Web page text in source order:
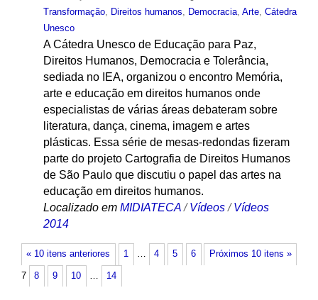
Transformação, Direitos humanos, Democracia, Arte, Cátedra
Unesco
A Cátedra Unesco de Educação para Paz,
Direitos Humanos, Democracia e Tolerância,
sediada no IEA, organizou o encontro Memória,
arte e educação em direitos humanos onde
especialistas de várias áreas debateram sobre
literatura, dança, cinema, imagem e artes
plásticas. Essa série de mesas-redondas fizeram
parte do projeto Cartografia de Direitos Humanos
de São Paulo que discutiu o papel das artes na
educação em direitos humanos.
Localizado em MIDIATECA /Vídeos /Vídeos
2014
« 10 itens anteriores Próximos 10 itens »
1 … 4 5 6
7 8 9 10 … 14